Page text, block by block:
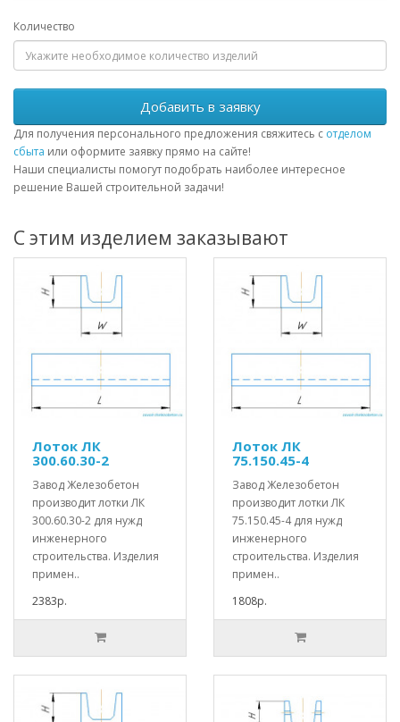
Количество
Добавить в заявку
Для получения персонального предложения свяжитесь с отделом
сбыта или оформите заявку прямо на сайте!
Наши специалисты помогут подобрать наиболее интересное
решение Вашей строительной задачи!
С этим изделием заказывают
Лоток ЛК
300.60.30-2
Завод Железобетон
производит лотки ЛК
300.60.30-2 для нужд
инженерного
строительства. Изделия
примен..
2383р.
Лоток ЛК
75.150.45-4
Завод Железобетон
производит лотки ЛК
75.150.45-4 для нужд
инженерного
строительства. Изделия
примен..
1808р.